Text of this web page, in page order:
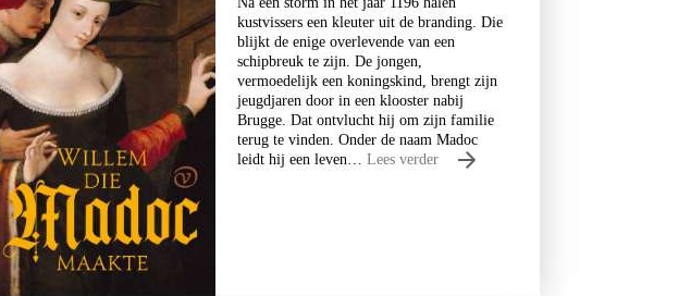
BESTEL
Carl Friedman
Twee koffers vol.
€17,50
BESTEL
Carl Friedman
Twee koffers vol - eboek.
€7,99
kustvissers een kleuter uit de branding. Die
blijkt de enige overlevende van een
schipbreuk te zijn. De jongen,
vermoedelijk een koningskind, brengt zijn
jeugdjaren door in een klooster nabij
Brugge. Dat ontvlucht hij om zijn familie
terug te vinden. Onder de naam Madoc
leidt hij een leven…Lees verder